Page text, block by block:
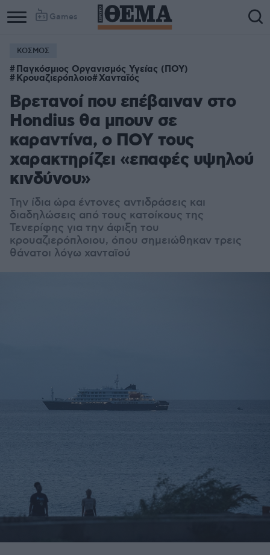
Games
ΚΟΣΜΟΣ
Παγκόσμιος Οργανισμός Υγείας (ΠΟΥ)
Κρουαζιερόπλοιο Χανταϊός
Βρετανοί που επέβαιναν στο
Hondius θα μπουν σε
καραντίνα, ο ΠΟΥ τους
χαρακτηρίζει «επαφές υψηλού
κινδύνου»
Την ίδια ώρα έντονες αντιδράσεις και
διαδηλώσεις από τους κατοίκους της
Τενερίφης για την άφιξη του
κρουαζιερόπλοιου, όπου σημειώθηκαν τρεις
θάνατοι λόγω χανταϊού